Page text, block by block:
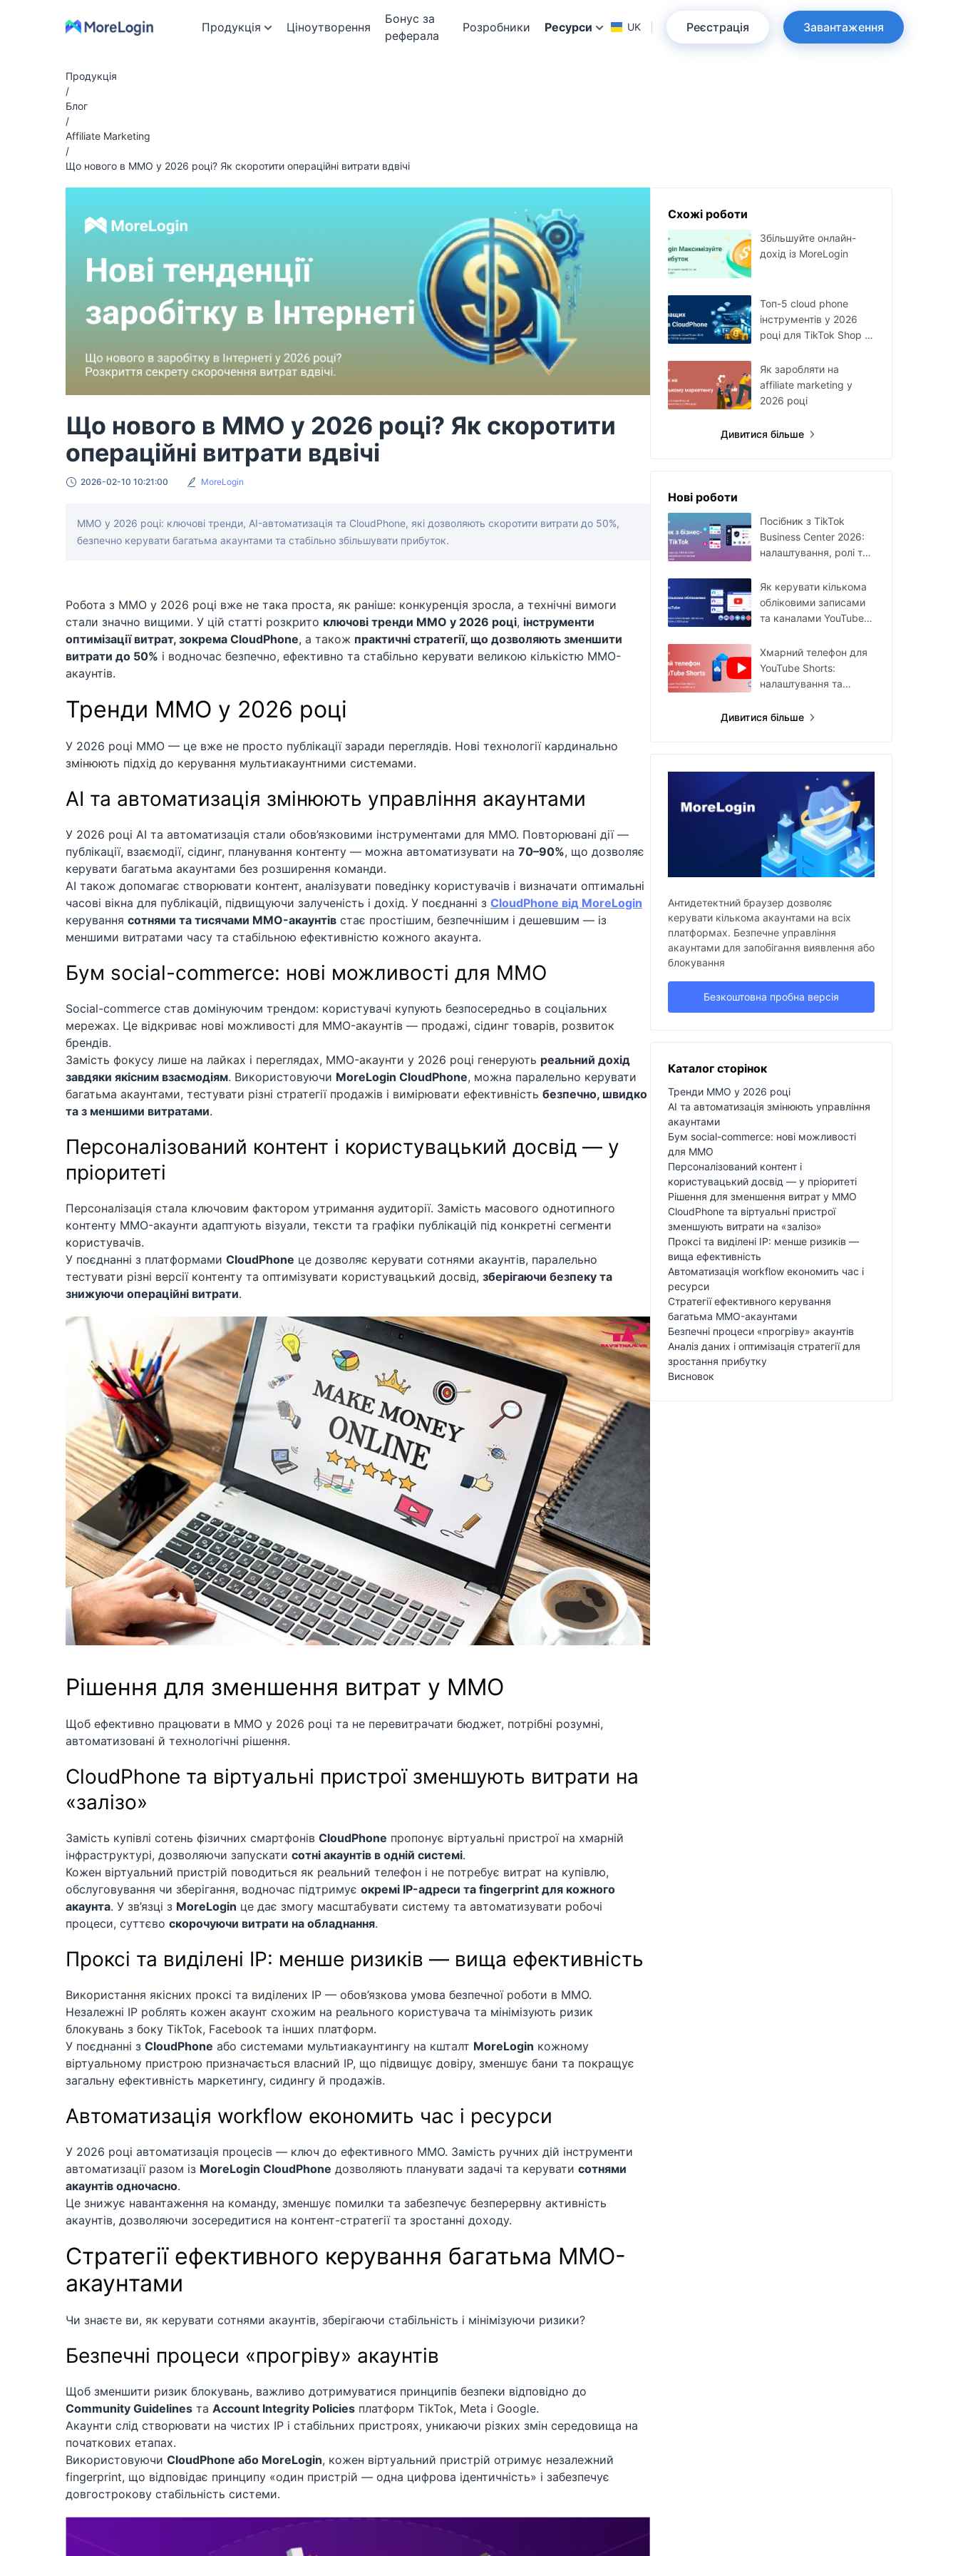
Продукція Ціноутворення
Бонус за
реферала
Розробники Ресурси UK Реєстрація Завантаження
Продукція
/
Блог
/
Affiliate Marketing
/
Що нового в MMO у 2026 році? Як скоротити операційні витрати вдвічі
Що нового в MMO у 2026 році? Як скоротити
операційні витрати вдвічі
2026-02-10 10:21:00 MoreLogin
MMO у 2026 році: ключові тренди, AI-автоматизація та CloudPhone, які дозволяють скоротити витрати до 50%,
безпечно керувати багатьма акаунтами та стабільно збільшувати прибуток.
Робота з MMO у 2026 році вже не така проста, як раніше: конкуренція зросла, а технічні вимоги
стали значно вищими. У цій статті розкрито ключові тренди MMO у 2026 році, інструменти
оптимізації витрат, зокрема CloudPhone, а також практичні стратегії, що дозволяють зменшити
витрати до 50% і водночас безпечно, ефективно та стабільно керувати великою кількістю MMO-
акаунтів.
Тренди MMO у 2026 році
У 2026 році MMO — це вже не просто публікації заради переглядів. Нові технології кардинально
змінюють підхід до керування мультиакаунтними системами.
AI та автоматизація змінюють управління акаунтами
У 2026 році AI та автоматизація стали обов’язковими інструментами для MMO. Повторювані дії —
публікації, взаємодії, сідинг, планування контенту — можна автоматизувати на 70–90%, що дозволяє
керувати багатьма акаунтами без розширення команди.
AI також допомагає створювати контент, аналізувати поведінку користувачів і визначати оптимальні
часові вікна для публікацій, підвищуючи залученість і дохід. У поєднанні з CloudPhone від MoreLogin
керування сотнями та тисячами MMO-акаунтів стає простішим, безпечнішим і дешевшим — із
меншими витратами часу та стабільною ефективністю кожного акаунта.
Бум social-commerce: нові можливості для MMO
Social-commerce став домінуючим трендом: користувачі купують безпосередньо в соціальних
мережах. Це відкриває нові можливості для MMO-акаунтів — продажі, сідинг товарів, розвиток
брендів.
Замість фокусу лише на лайках і переглядах, MMO-акаунти у 2026 році генерують реальний дохід
завдяки якісним взаємодіям. Використовуючи MoreLogin CloudPhone, можна паралельно керувати
багатьма акаунтами, тестувати різні стратегії продажів і вимірювати ефективність безпечно, швидко
та з меншими витратами.
Персоналізований контент і користувацький досвід — у
пріоритеті
Персоналізація стала ключовим фактором утримання аудиторії. Замість масового однотипного
контенту MMO-акаунти адаптують візуали, тексти та графіки публікацій під конкретні сегменти
користувачів.
У поєднанні з платформами CloudPhone це дозволяє керувати сотнями акаунтів, паралельно
тестувати різні версії контенту та оптимізувати користувацький досвід, зберігаючи безпеку та
знижуючи операційні витрати.
Рішення для зменшення витрат у MMO
Щоб ефективно працювати в MMO у 2026 році та не перевитрачати бюджет, потрібні розумні,
автоматизовані й технологічні рішення.
CloudPhone та віртуальні пристрої зменшують витрати на
«залізо»
Замість купівлі сотень фізичних смартфонів CloudPhone пропонує віртуальні пристрої на хмарній
інфраструктурі, дозволяючи запускати сотні акаунтів в одній системі.
Кожен віртуальний пристрій поводиться як реальний телефон і не потребує витрат на купівлю,
обслуговування чи зберігання, водночас підтримує окремі IP-адреси та fingerprint для кожного
акаунта. У зв’язці з MoreLogin це дає змогу масштабувати систему та автоматизувати робочі
процеси, суттєво скорочуючи витрати на обладнання.
Проксі та виділені IP: менше ризиків — вища ефективність
Використання якісних проксі та виділених IP — обов’язкова умова безпечної роботи в MMO.
Незалежні IP роблять кожен акаунт схожим на реального користувача та мінімізують ризик
блокувань з боку TikTok, Facebook та інших платформ.
У поєднанні з CloudPhone або системами мультиакаунтингу на кшталт MoreLogin кожному
віртуальному пристрою призначається власний IP, що підвищує довіру, зменшує бани та покращує
загальну ефективність маркетингу, сидингу й продажів.
Автоматизація workflow економить час і ресурси
У 2026 році автоматизація процесів — ключ до ефективного MMO. Замість ручних дій інструменти
автоматизації разом із MoreLogin CloudPhone дозволяють планувати задачі та керувати сотнями
акаунтів одночасно.
Це знижує навантаження на команду, зменшує помилки та забезпечує безперервну активність
акаунтів, дозволяючи зосередитися на контент-стратегії та зростанні доходу.
Стратегії ефективного керування багатьма MMO-
акаунтами
Чи знаєте ви, як керувати сотнями акаунтів, зберігаючи стабільність і мінімізуючи ризики?
Безпечні процеси «прогріву» акаунтів
Щоб зменшити ризик блокувань, важливо дотримуватися принципів безпеки відповідно до
Community Guidelines та Account Integrity Policies платформ TikTok, Meta і Google.
Акаунти слід створювати на чистих IP і стабільних пристроях, уникаючи різких змін середовища на
початкових етапах.
Використовуючи CloudPhone або MoreLogin, кожен віртуальний пристрій отримує незалежний
fingerprint, що відповідає принципу «один пристрій — одна цифрова ідентичність» і забезпечує
довгострокову стабільність системи.
Схожі роботи
Збільшуйте онлайн-
дохід із MoreLogin
Топ-5 cloud phone
інструментів у 2026
році для TikTok Shop і
Як заробляти на
affiliate marketing у
2026 році
Дивитися більше
Нові роботи
Посібник з TikTok
Business Center 2026:
налаштування, ролі та
акаунтами
Як керувати кількома
обліковими записами
та каналами YouTube у
Хмарний телефон для
YouTube Shorts:
налаштування та
Дивитися більше
Антидетектний браузер дозволяє
керувати кількома акаунтами на всіх
платформах. Безпечне управління
акаунтами для запобігання виявлення або
блокування
Безкоштовна пробна версія
Каталог сторінок
Тренди MMO у 2026 році
AI та автоматизація змінюють управління
акаунтами
Бум social-commerce: нові можливості
для MMO
Персоналізований контент і
користувацький досвід — у пріоритеті
Рішення для зменшення витрат у MMO
CloudPhone та віртуальні пристрої
зменшують витрати на «залізо»
Проксі та виділені IP: менше ризиків —
вища ефективність
Автоматизація workflow економить час і
ресурси
Стратегії ефективного керування
багатьма MMO-акаунтами
Безпечні процеси «прогріву» акаунтів
Аналіз даних і оптимізація стратегії для
зростання прибутку
Висновок